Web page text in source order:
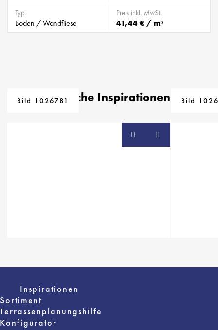
Typ
Boden / Wandfliese
Preis inkl. MwSt.
41,44 € / m²
Ähnliche Inspirationen
Bild 1026781 Bild
Inspirationen
Sortiment
Terrassenplanungshilfe
Konfigurator